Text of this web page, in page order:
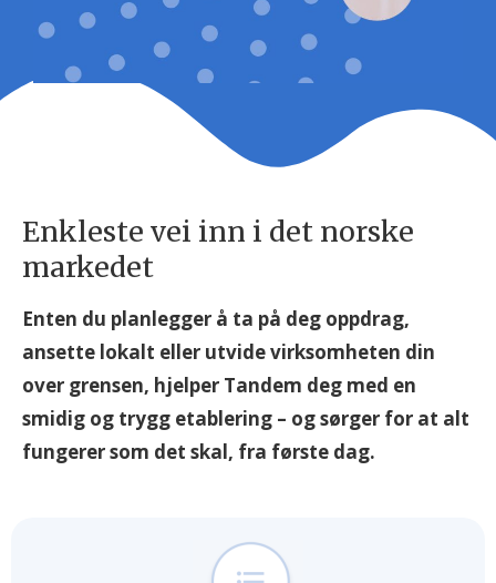
Enkleste vei inn i det norske
markedet
Enten du planlegger å ta på deg oppdrag,
ansette lokalt eller utvide virksomheten din
over grensen, hjelper Tandem deg med en
smidig og trygg etablering – og sørger for at alt
fungerer som det skal, fra første dag.